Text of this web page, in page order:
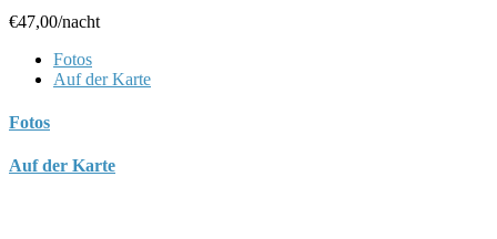
€47,00/nacht
Fotos
Auf der Karte
Fotos
Auf der Karte